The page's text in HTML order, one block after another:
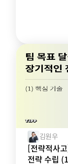
김원우
[전략적사
전략 수립